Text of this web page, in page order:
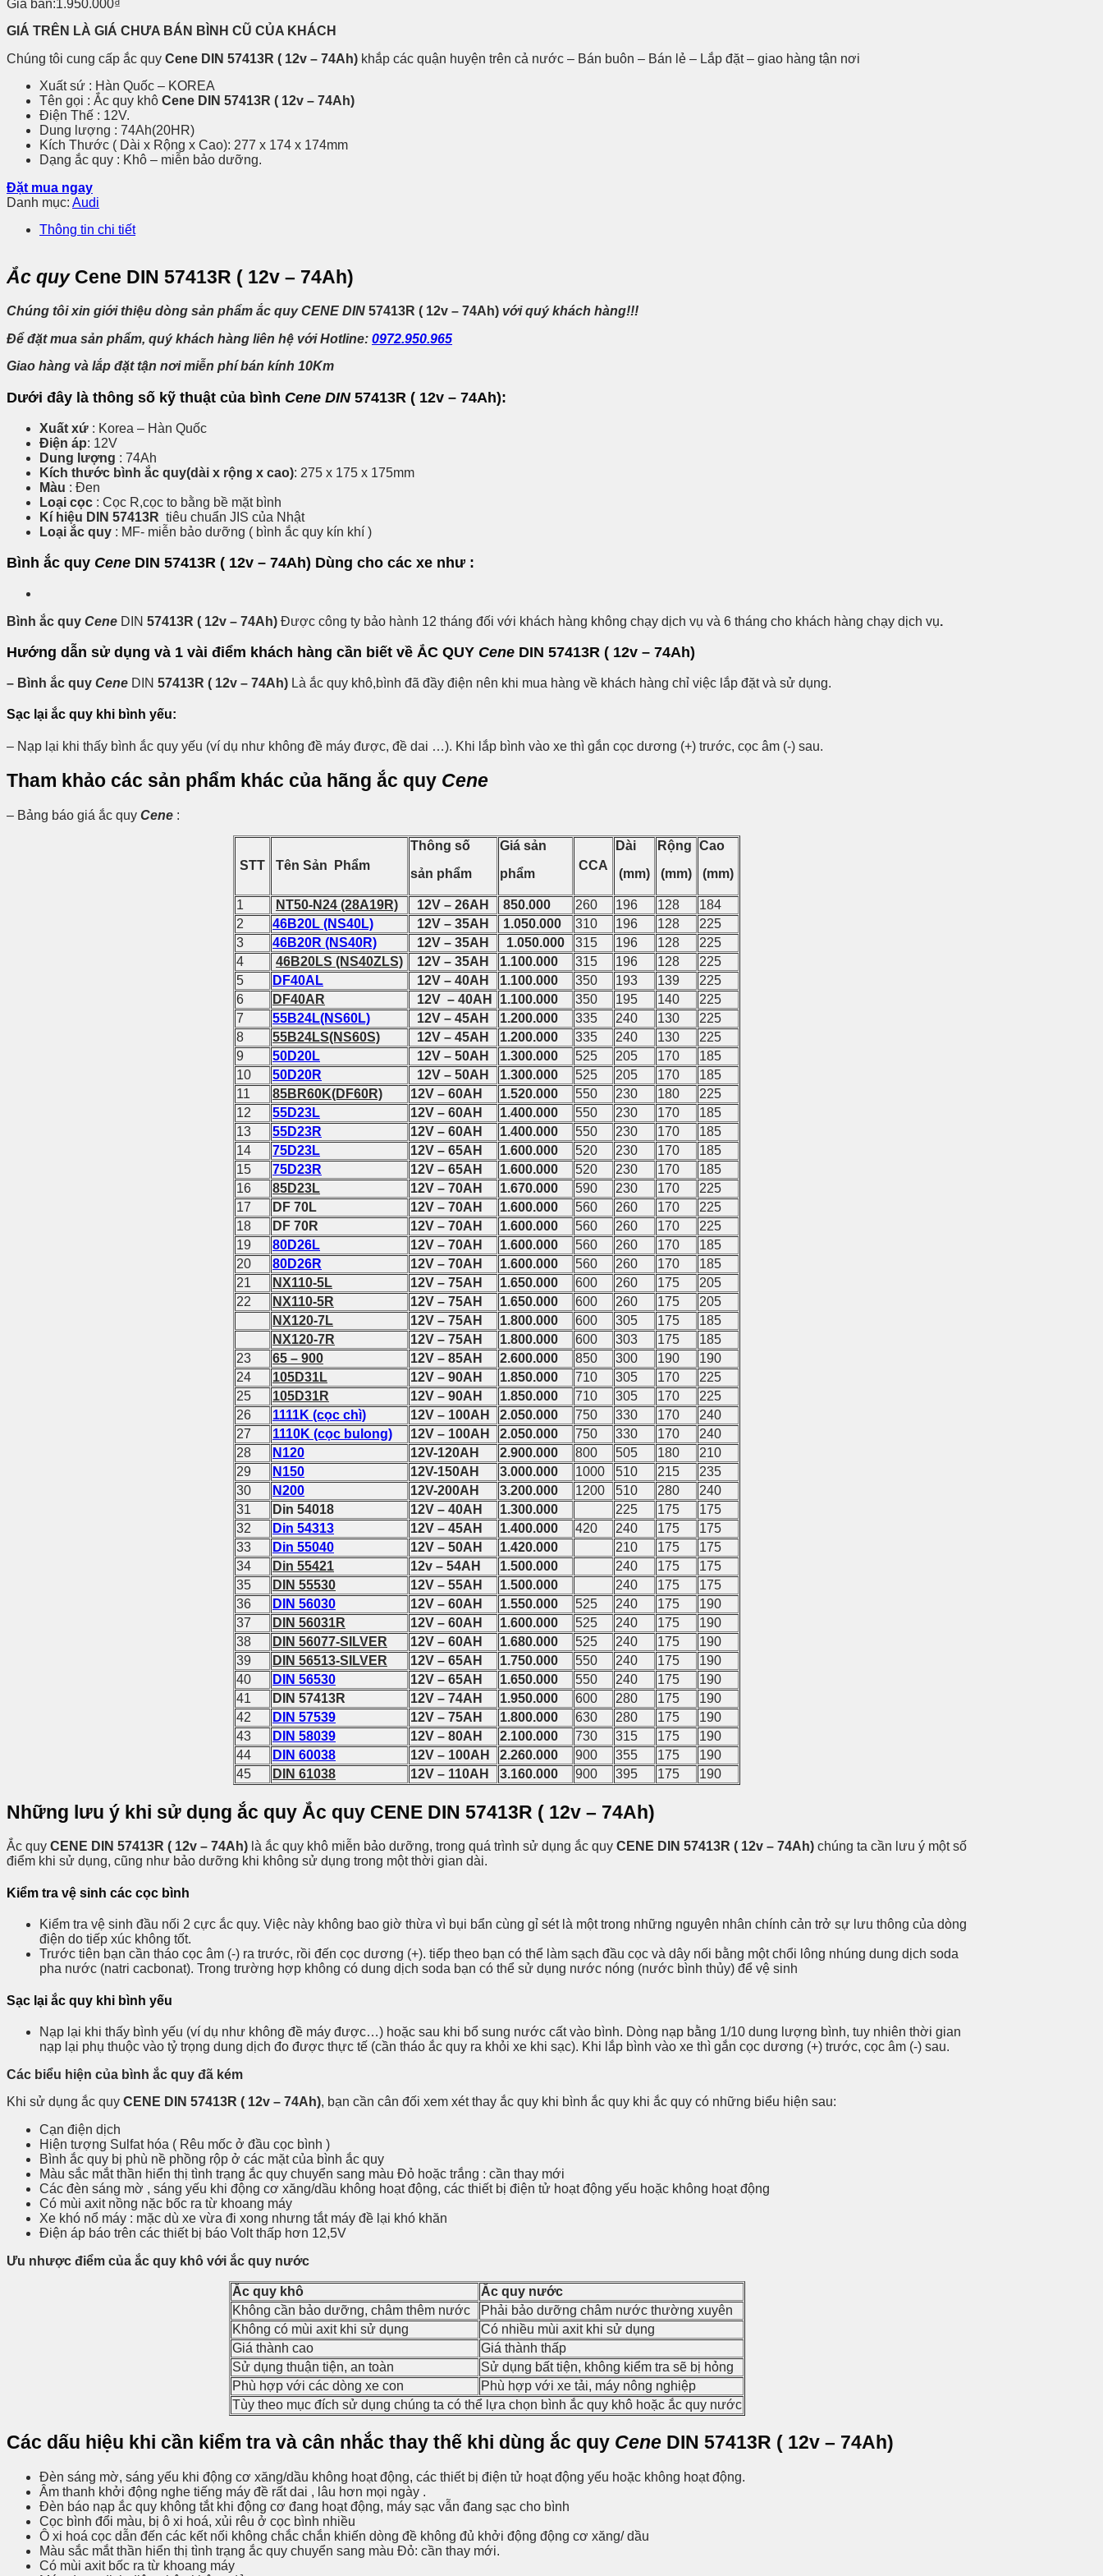
Giá bán:1.950.000₫
GIÁ TRÊN LÀ GIÁ CHƯA BÁN BÌNH CŨ CỦA KHÁCH
Chúng tôi cung cấp ắc quy Cene DIN 57413R ( 12v – 74Ah) khắp các quận huyện trên cả nước – Bán buôn – Bán lẻ – Lắp đặt – giao hàng tận nơi
Xuất sứ : Hàn Quốc – KOREA
Tên gọi : Ắc quy khô Cene DIN 57413R ( 12v – 74Ah)
Điện Thế : 12V.
Dung lượng : 74Ah(20HR)
Kích Thước ( Dài x Rộng x Cao): 277 x 174 x 174mm
Dạng ắc quy : Khô – miễn bảo dưỡng.
Đặt mua ngay
Danh mục: Audi
Thông tin chi tiết
Ắc quy Cene DIN 57413R ( 12v – 74Ah)
Chúng tôi xin giới thiệu dòng sản phẩm ắc quy CENE DIN 57413R ( 12v – 74Ah) với quý khách hàng!!!
Để đặt mua sản phẩm, quý khách hàng liên hệ với Hotline: 0972.950.965
Giao hàng và lắp đặt tận nơi miễn phí bán kính 10Km
Dưới đây là thông số kỹ thuật của bình Cene DIN 57413R ( 12v – 74Ah):
Xuất xứ : Korea – Hàn Quốc
Điện áp: 12V
Dung lượng : 74Ah
Kích thước bình ắc quy(dài x rộng x cao): 275 x 175 x 175mm
Màu : Đen
Loại cọc : Cọc R,cọc to bằng bề mặt bình
Kí hiệu DIN 57413R tiêu chuẩn JIS của Nhật
Loại ắc quy : MF- miễn bảo dưỡng ( bình ắc quy kín khí )
Bình ắc quy Cene DIN 57413R ( 12v – 74Ah) Dùng cho các xe như :
Bình ắc quy Cene DIN 57413R ( 12v – 74Ah) Được công ty bảo hành 12 tháng đối với khách hàng không chạy dịch vụ và 6 tháng cho khách hàng chạy dịch vụ.
Hướng dẫn sử dụng và 1 vài điểm khách hàng cần biết về ẮC QUY Cene DIN 57413R ( 12v – 74Ah)
– Bình ắc quy Cene DIN 57413R ( 12v – 74Ah) Là ắc quy khô,bình đã đầy điện nên khi mua hàng về khách hàng chỉ việc lắp đặt và sử dụng.
Sạc lại ắc quy khi bình yếu:
– Nạp lại khi thấy bình ắc quy yếu (ví dụ như không đề máy được, đề dai …). Khi lắp bình vào xe thì gắn cọc dương (+) trước, cọc âm (-) sau.
Tham khảo các sản phẩm khác của hãng ắc quy Cene
– Bảng báo giá ắc quy Cene :
STT Tên Sản Phẩm
Thông số
sản phẩm
Giá sản
phẩm
CCA
Dài
(mm)
Rộng
(mm)
Cao
(mm)
1 NT50-N24 (28A19R) 12V – 26AH 850.000 260 196 128
184
2
46B20L (NS40L) 12V – 35AH 1.050.000 310 196 128
225
3
46B20R (NS40R) 12V – 35AH 1.050.000 315 196 128
225
4
46B20LS (NS40ZLS) 12V – 35AH 1.100.000 315 196 128
225
5
DF40AL 12V – 40AH 1.100.000 350 193 139
225
6
DF40AR 12V – 40AH 1.100.000 350 195 140
225
7
55B24L(NS60L) 12V – 45AH 1.200.000 335 240 130
225
8
55B24LS(NS60S) 12V – 45AH 1.200.000 335 240 130
225
9
50D20L 12V – 50AH 1.300.000 525 205 170
185
10
50D20R 12V – 50AH 1.300.000 525 205 170
185
11
85BR60K(DF60R) 12V – 60AH 1.520.000 550 230 180
225
12
55D23L 12V – 60AH 1.400.000 550 230 170
185
13
55D23R 12V – 60AH 1.400.000 550 230 170
185
14
75D23L 12V – 65AH 1.600.000 520 230 170
185
15
75D23R 12V – 65AH 1.600.000 520 230 170
185
16
85D23L 12V – 70AH 1.670.000 590 230 170
225
17
DF 70L 12V – 70AH 1.600.000 560 260 170
225
18
DF 70R 12V – 70AH 1.600.000 560 260 170
225
19
80D26L 12V – 70AH 1.600.000 560 260 170
185
20
80D26R 12V – 70AH 1.600.000 560 260 170
185
21
NX110-5L 12V – 75AH 1.650.000 600 260 175
205
22
NX110-5R 12V – 75AH 1.650.000 600 260 175
205
NX120-7L
12V – 75AH 1.800.000 600 305 175
185
NX120-7R
12V – 75AH 1.800.000 600 303 175
185
23
65 – 900 12V – 85AH 2.600.000 850 300 190
190
24
105D31L 12V – 90AH 1.850.000 710 305 170
225
25
105D31R 12V – 90AH 1.850.000 710 305 170
225
26
1111K (cọc chì) 12V – 100AH 2.050.000 750 330 170
240
27
1110K (cọc bulong) 12V – 100AH 2.050.000 750 330 170
240
28
N120 12V-120AH 2.900.000 800 505 180
210
29
N150 12V-150AH 3.000.000 1000 510 215
235
30
N200 12V-200AH 3.200.000 1200 510 280
240
31
Din 54018 12V – 40AH 1.300.000 225 175
175
32
Din 54313 12V – 45AH 1.400.000 420 240 175
175
33
Din 55040 12V – 50AH 1.420.000 210 175
175
34
Din 55421 12v – 54AH 1.500.000 240 175
175
35
DIN 55530 12V – 55AH 1.500.000 240 175
175
36
DIN 56030 12V – 60AH 1.550.000 525 240 175
190
37
DIN 56031R 12V – 60AH 1.600.000 525 240 175
190
38
DIN 56077-SILVER 12V – 60AH 1.680.000 525 240 175
190
39
DIN 56513-SILVER 12V – 65AH 1.750.000 550 240 175
190
40
DIN 56530 12V – 65AH 1.650.000 550 240 175
190
41
DIN 57413R 12V – 74AH 1.950.000 600 280 175
190
42
DIN 57539 12V – 75AH 1.800.000 630 280 175
190
43
DIN 58039 12V – 80AH 2.100.000 730 315 175
190
44
DIN 60038 12V – 100AH 2.260.000 900 355 175
190
45
DIN 61038 12V – 110AH 3.160.000 900 395 175 190
Những lưu ý khi sử dụng ắc quy Ắc quy CENE DIN 57413R ( 12v – 74Ah)
Ắc quy CENE DIN 57413R ( 12v – 74Ah) là ắc quy khô miễn bảo dưỡng, trong quá trình sử dụng ắc quy CENE DIN 57413R ( 12v – 74Ah) chúng ta cần lưu ý một số
điểm khi sử dụng, cũng như bảo dưỡng khi không sử dụng trong một thời gian dài.
Kiểm tra vệ sinh các cọc bình
Kiểm tra vệ sinh đầu nối 2 cực ắc quy. Việc này không bao giờ thừa vì bụi bẩn cùng gỉ sét là một trong những nguyên nhân chính cản trở sự lưu thông của dòng
điện do tiếp xúc không tốt.
Trước tiên bạn cần tháo cọc âm (-) ra trước, rồi đến cọc dương (+). tiếp theo bạn có thể làm sạch đầu cọc và dây nối bằng một chổi lông nhúng dung dịch soda
pha nước (natri cacbonat). Trong trường hợp không có dung dịch soda bạn có thể sử dụng nước nóng (nước bình thủy) để vệ sinh
Sạc lại ắc quy khi bình yếu
Nạp lại khi thấy bình yếu (ví dụ như không đề máy được…) hoặc sau khi bổ sung nước cất vào bình. Dòng nạp bằng 1/10 dung lượng bình, tuy nhiên thời gian
nạp lại phụ thuộc vào tỷ trọng dung dịch đo được thực tế (cần tháo ắc quy ra khỏi xe khi sạc). Khi lắp bình vào xe thì gắn cọc dương (+) trước, cọc âm (-) sau.
Các biểu hiện của bình ắc quy đã kém
Khi sử dụng ắc quy CENE DIN 57413R ( 12v – 74Ah), bạn cần cân đối xem xét thay ắc quy khi bình ắc quy khi ắc quy có những biểu hiện sau:
Cạn điện dịch
Hiện tượng Sulfat hóa ( Rêu mốc ở đầu cọc bình )
Bình ắc quy bị phù nề phồng rộp ở các mặt của bình ắc quy
Màu sắc mắt thần hiển thị tình trạng ắc quy chuyển sang màu Đỏ hoặc trắng : cần thay mới
Các đèn sáng mờ , sáng yếu khi động cơ xăng/dầu không hoạt động, các thiết bị điện tử hoạt động yếu hoặc không hoạt động
Có mùi axit nồng nặc bốc ra từ khoang máy
Xe khó nổ máy : mặc dù xe vừa đi xong nhưng tắt máy đề lại khó khăn
Điện áp báo trên các thiết bị báo Volt thấp hơn 12,5V
Ưu nhược điểm của ắc quy khô với ắc quy nước
Ắc quy khô
Ắc quy nước
Không cần bảo dưỡng, châm thêm nước
Phải bảo dưỡng châm nước thường xuyên
Không có mùi axit khi sử dụng
Có nhiều mùi axit khi sử dụng
Giá thành cao
Giá thành thấp
Sử dụng thuận tiện, an toàn
Sử dụng bất tiện, không kiểm tra sẽ bị hỏng
Phù hợp với các dòng xe con
Phù hợp với xe tải, máy nông nghiệp
Tùy theo mục đích sử dụng chúng ta có thể lựa chọn bình ắc quy khô hoặc ắc quy nước
Các dấu hiệu khi cần kiểm tra và cân nhắc thay thế khi dùng ắc quy Cene DIN 57413R ( 12v – 74Ah)
Đèn sáng mờ, sáng yếu khi động cơ xăng/dầu không hoạt động, các thiết bị điện tử hoạt động yếu hoặc không hoạt động.
Âm thanh khởi động nghe tiếng máy đề rất dai , lâu hơn mọi ngày .
Đèn báo nạp ắc quy không tắt khi động cơ đang hoạt động, máy sạc vẫn đang sạc cho bình
Cọc bình đổi màu, bị ô xi hoá, xủi rêu ở cọc bình nhiều
Ô xi hoá cọc dẫn đến các kết nối không chắc chắn khiến dòng đề không đủ khởi động động cơ xăng/ dầu
Màu sắc mắt thần hiển thị tình trạng ắc quy chuyển sang màu Đỏ: cần thay mới.
Có mùi axit bốc ra từ khoang máy